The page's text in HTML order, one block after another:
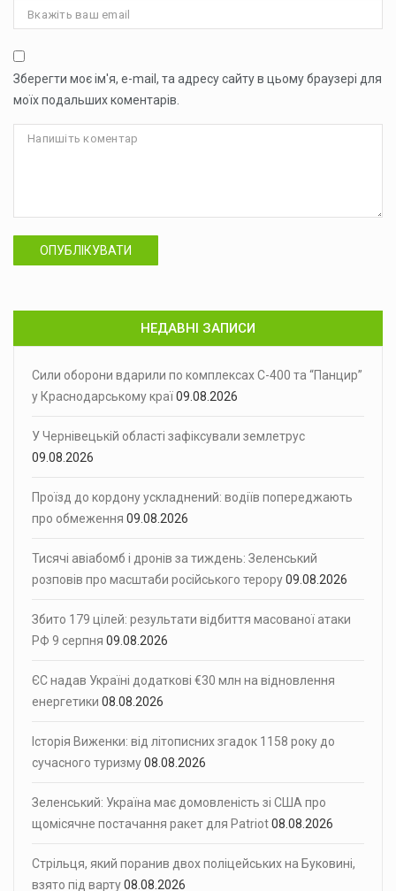
Зберегти моє ім'я, e-mail, та адресу сайту в цьому браузері для
моїх подальших коментарів.
ОПУБЛІКУВАТИ
НЕДАВНІ ЗАПИСИ
Сили оборони вдарили по комплексах С-400 та “Панцир”
у Краснодарському краї09.08.2026
У Чернівецькій області зафіксували землетрус
09.08.2026
Проїзд до кордону ускладнений: водіїв попереджають
про обмеження 09.08.2026
Тисячі авіабомб і дронів за тиждень: Зеленський
розповів про масштаби російського терору09.08.2026
Збито 179 цілей: результати відбиття масованої атаки
РФ 9 серпня 09.08.2026
ЄС надав Україні додаткові €30 млн на відновлення
енергетики 08.08.2026
Історія Виженки: від літописних згадок 1158 року до
сучасного туризму08.08.2026
Зеленський: Україна має домовленість зі США про
щомісячне постачання ракет для Patriot08.08.2026
Стрільця, який поранив двох поліцейських на Буковині,
взято під варту08.08.2026